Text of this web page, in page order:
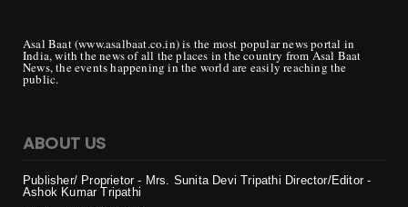
Asal Baat (www.asalbaat.co.in) is the most popular news portal in
India, with the news of all the places in the country from Asal Baat
News, the events happening in the world are easily reaching the
public.
ABOUT US
Publisher/ Proprietor - Mrs. Sunita Devi Tripathi Director/Editor -
Ashok Kumar Tripathi